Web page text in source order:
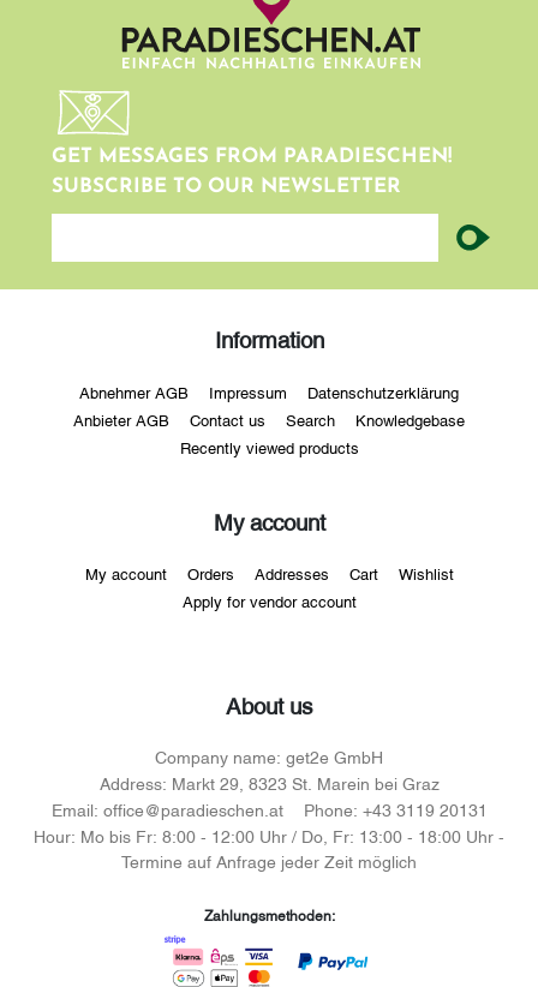
GET MESSAGES FROM PARADIESCHEN!
SUBSCRIBE TO OUR NEWSLETTER
newsletter
Information
Abnehmer AGB Impressum Datenschutzerklärung
Anbieter AGB Contact us Search Knowledgebase
Recently viewed products
My account
My account Orders Addresses Cart Wishlist
Apply for vendor account
About us
Company name: get2e GmbH
Address: Markt 29, 8323 St. Marein bei Graz
Email: office@paradieschen.at Phone: +43 3119 20131
Hour: Mo bis Fr: 8:00 - 12:00 Uhr / Do, Fr: 13:00 - 18:00 Uhr -
Termine auf Anfrage jeder Zeit möglich
Zahlungsmethoden: